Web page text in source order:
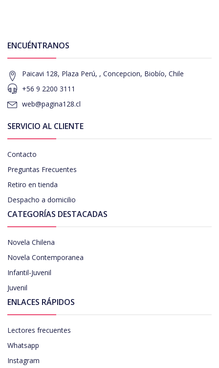
ENCUÉNTRANOS
Paicavi 128, Plaza Perú, , Concepcion, Biobío, Chile
+56 9 2200 3111
web@pagina128.cl
SERVICIO AL CLIENTE
Contacto
Preguntas Frecuentes
Retiro en tienda
Despacho a domicilio
CATEGORÍAS DESTACADAS
Novela Chilena
Novela Contemporanea
Infantil-Juvenil
Juvenil
ENLACES RÁPIDOS
Lectores frecuentes
Whatsapp
Instagram